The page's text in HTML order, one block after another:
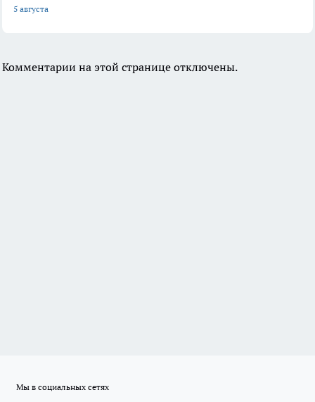
5 августа
Комментарии на этой странице отключены.
Мы в социальных сетях